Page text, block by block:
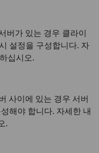
버가 있는 경우 클라이
설정을 구성합니다. 자
십시오.
사이에 있는 경우 서버
해야 합니다. 자세한 내
.